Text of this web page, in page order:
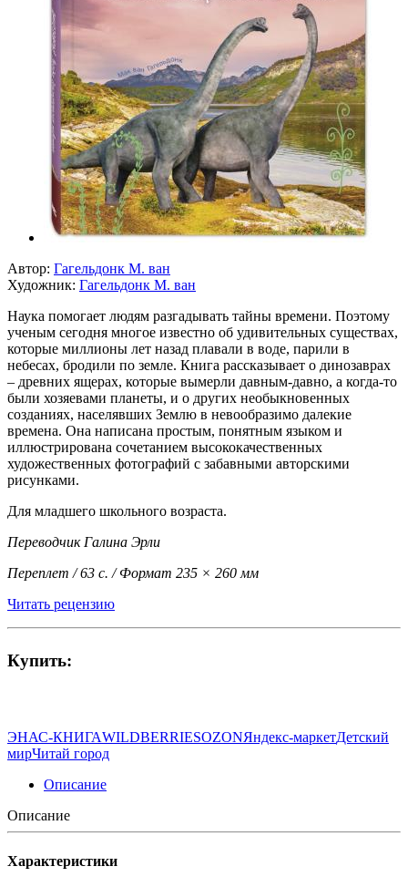
Автор: Гагельдонк М. ван
Художник: Гагельдонк М. ван
Наука помогает людям разгадывать тайны времени. Поэтому
ученым сегодня многое известно об удивительных существах,
которые миллионы лет назад плавали в воде, парили в
небесах, бродили по земле. Книга рассказывает о динозаврах
– древних ящерах, которые вымерли давным-давно, а когда-то
были хозяевами планеты, и о других необыкновенных
созданиях, населявших Землю в невообразимо далекие
времена. Она написана простым, понятным языком и
иллюстрирована сочетанием высококачественных
художественных фотографий с забавными авторскими
рисунками.
Для младшего школьного возраста.
Переводчик Галина Эрли
Переплет / 63 с. / Формат 235 × 260 мм
Читать рецензию
Купить:
ЭНАС-КНИГАWILDBERRIESOZONЯндекс-маркетДетский
мирЧитай город
Описание
Описание
Характеристики